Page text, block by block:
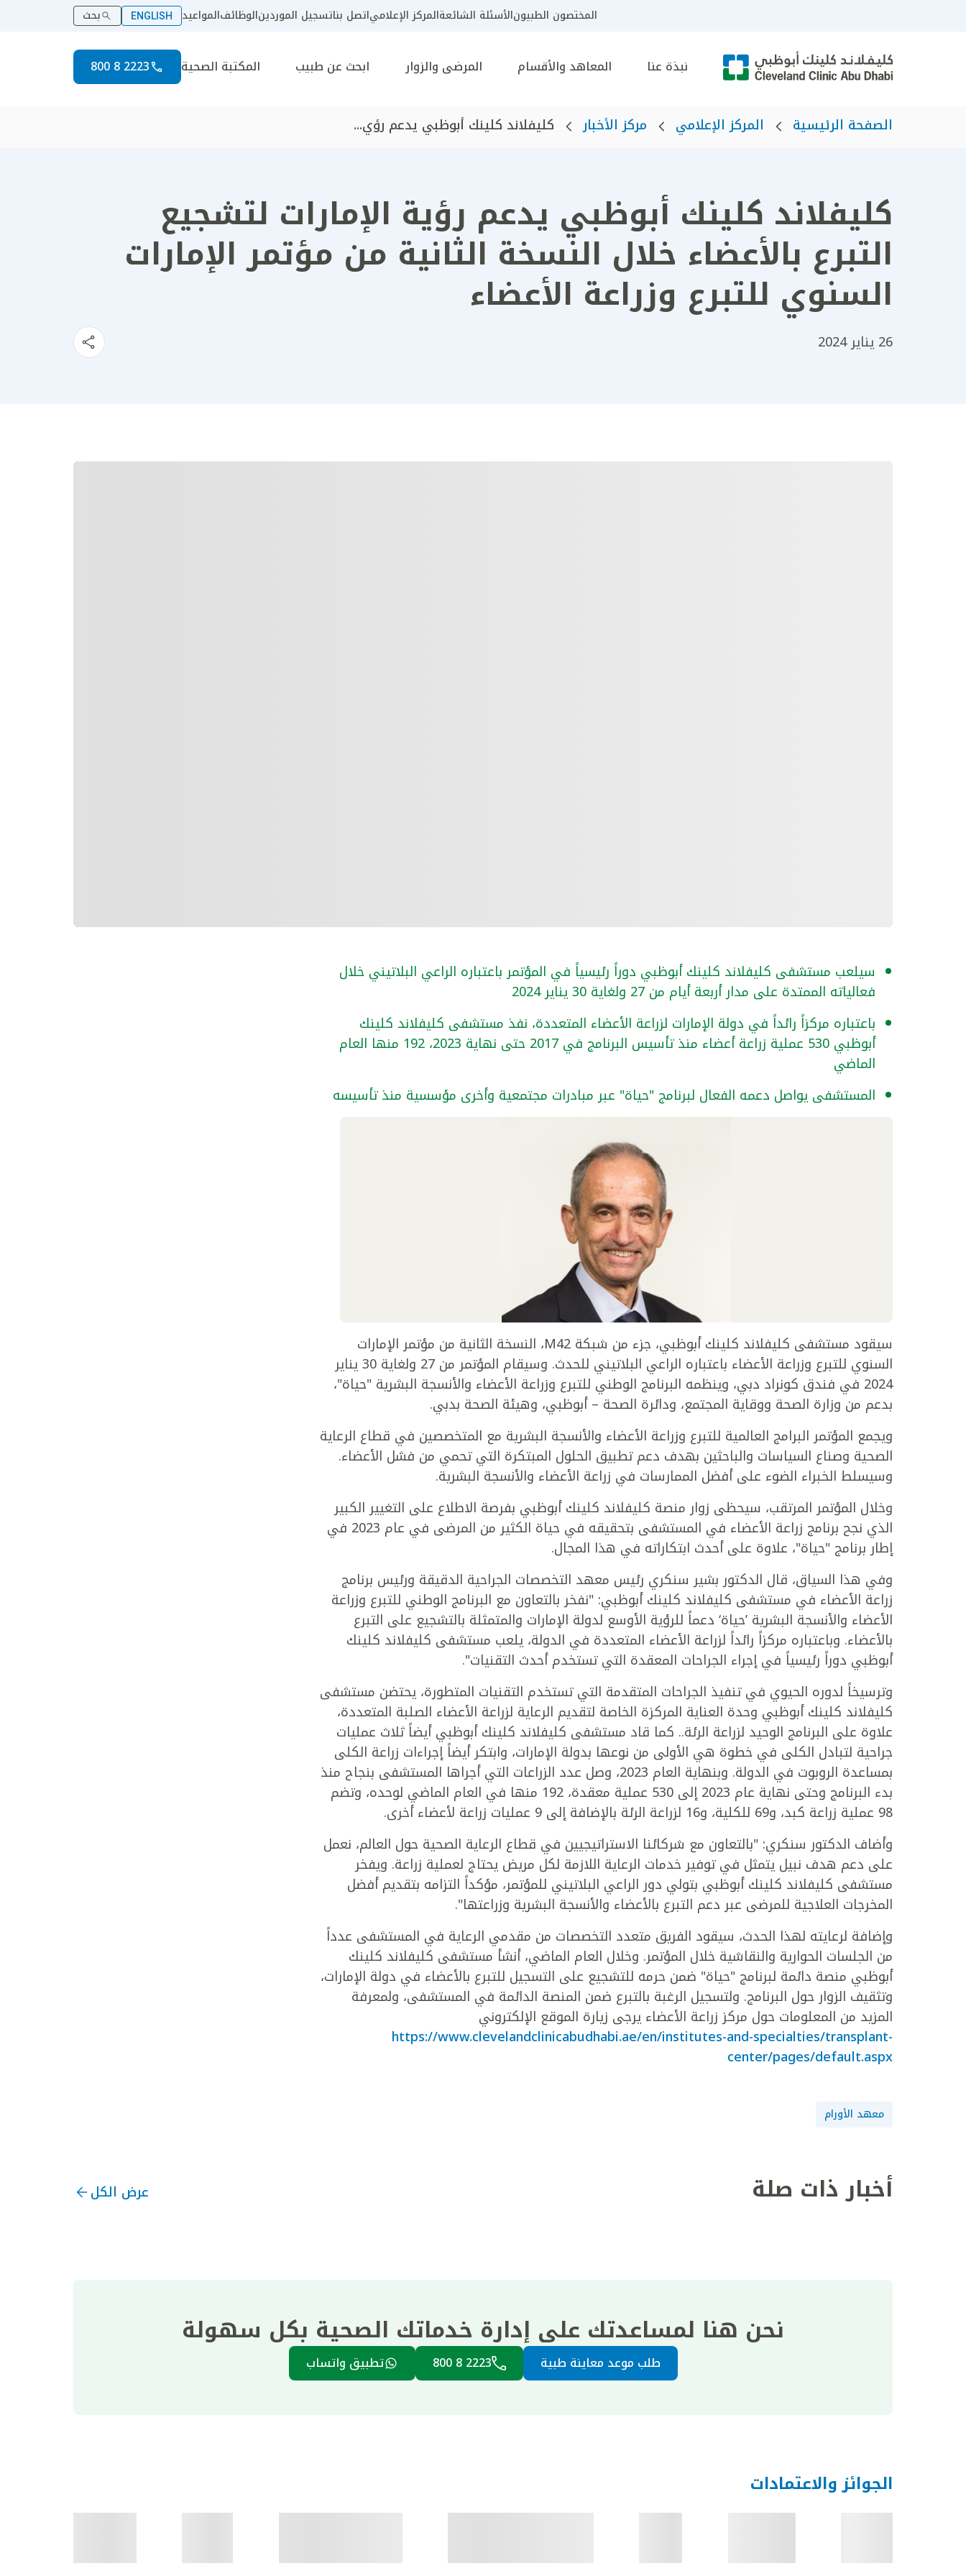
المختصون الطبيونالأسئلة الشائعةالمركز الإعلامياتصل بناتسجيل الموردينالوظائفالمواعيد ENGLISH بحث
نبذة عنا المعاهد والأقسام المرضى والزوار ابحث عن طبيب المكتبة الصحية 2223 8 800
الصفحة الرئيسية المركز الإعلامي مركز الأخبار كليفلاند كلينك أبوظبي يدعم رؤي...
كليفلاند كلينك أبوظبي يدعم رؤية الإمارات لتشجيع
التبرع بالأعضاء خلال النسخة الثانية من مؤتمر الإمارات
السنوي للتبرع وزراعة الأعضاء
26 يناير 2024
سيلعب مستشفى كليفلاند كلينك أبوظبي دوراً رئيسياً في المؤتمر باعتباره الراعي البلاتيني خلال
فعالياته الممتدة على مدار أربعة أيام من 27 ولغاية 30 يناير 2024
باعتباره مركزاً رائداً في دولة الإمارات لزراعة الأعضاء المتعددة، نفذ مستشفى كليفلاند كلينك
أبوظبي 530 عملية زراعة أعضاء منذ تأسيس البرنامج في 2017 حتى نهاية 2023، 192 منها العام
الماضي
المستشفى يواصل دعمه الفعال لبرنامج "حياة" عبر مبادرات مجتمعية وأخرى مؤسسية منذ تأسيسه
سيقود مستشفى كليفلاند كلينك أبوظبي، جزء من شبكة M42، النسخة الثانية من مؤتمر الإمارات
السنوي للتبرع وزراعة الأعضاء باعتباره الراعي البلاتيني للحدث. وسيقام المؤتمر من 27 ولغاية 30 يناير
2024 في فندق كونراد دبي، وينظمه البرنامج الوطني للتبرع وزراعة الأعضاء والأنسجة البشرية "حياة"،
بدعم من وزارة الصحة ووقاية المجتمع، ودائرة الصحة – أبوظبي، وهيئة الصحة بدبي.
ويجمع المؤتمر البرامج العالمية للتبرع وزراعة الأعضاء والأنسجة البشرية مع المتخصصين في قطاع الرعاية
الصحية وصناع السياسات والباحثين بهدف دعم تطبيق الحلول المبتكرة التي تحمي من فشل الأعضاء.
وسيسلط الخبراء الضوء على أفضل الممارسات في زراعة الأعضاء والأنسجة البشرية.
وخلال المؤتمر المرتقب، سيحظى زوار منصة كليفلاند كلينك أبوظبي بفرصة الاطلاع على التغيير الكبير
الذي نجح برنامج زراعة الأعضاء في المستشفى بتحقيقه في حياة الكثير من المرضى في عام 2023 في
إطار برنامج "حياة"، علاوة على أحدث ابتكاراته في هذا المجال.
وفي هذا السياق، قال الدكتور بشير سنكري رئيس معهد التخصصات الجراحية الدقيقة ورئيس برنامج
زراعة الأعضاء في مستشفى كليفلاند كلينك أبوظبي: "نفخر بالتعاون مع البرنامج الوطني للتبرع وزراعة
الأعضاء والأنسجة البشرية ’حياة‘ دعماً للرؤية الأوسع لدولة الإمارات والمتمثلة بالتشجيع على التبرع
بالأعضاء. وباعتباره مركزاً رائداً لزراعة الأعضاء المتعددة في الدولة، يلعب مستشفى كليفلاند كلينك
أبوظبي دوراً رئيسياً في إجراء الجراحات المعقدة التي تستخدم أحدث التقنيات".
وترسيخاً لدوره الحيوي في تنفيذ الجراحات المتقدمة التي تستخدم التقنيات المتطورة، يحتضن مستشفى
كليفلاند كلينك أبوظبي وحدة العناية المركزة الخاصة لتقديم الرعاية لزراعة الأعضاء الصلبة المتعددة،
علاوة على البرنامج الوحيد لزراعة الرئة.. كما قاد مستشفى كليفلاند كلينك أبوظبي أيضاً ثلاث عمليات
جراحية لتبادل الكلى في خطوة هي الأولى من نوعها بدولة الإمارات، وابتكر أيضاً إجراءات زراعة الكلى
بمساعدة الروبوت في الدولة. وبنهاية العام 2023، وصل عدد الزراعات التي أجراها المستشفى بنجاح منذ
بدء البرنامج وحتى نهاية عام 2023 إلى 530 عملية معقدة، 192 منها في العام الماضي لوحده، وتضم
98 عملية زراعة كبد، و69 للكلية، و16 لزراعة الرئة بالإضافة إلى 9 عمليات زراعة لأعضاء أخرى.
وأضاف الدكتور سنكري: "بالتعاون مع شركائنا الاستراتيجيين في قطاع الرعاية الصحية حول العالم، نعمل
على دعم هدف نبيل يتمثل في توفير خدمات الرعاية اللازمة لكل مريض يحتاج لعملية زراعة. ويفخر
مستشفى كليفلاند كلينك أبوظبي بتولي دور الراعي البلاتيني للمؤتمر، مؤكداً التزامه بتقديم أفضل
المخرجات العلاجية للمرضى عبر دعم التبرع بالأعضاء والأنسجة البشرية وزراعتها".
وإضافة لرعايته لهذا الحدث، سيقود الفريق متعدد التخصصات من مقدمي الرعاية في المستشفى عدداً
من الجلسات الحوارية والنقاشية خلال المؤتمر. وخلال العام الماضي، أنشأ مستشفى كليفلاند كلينك
أبوظبي منصة دائمة لبرنامج "حياة" ضمن حرمه للتشجيع على التسجيل للتبرع بالأعضاء في دولة الإمارات،
وتثقيف الزوار حول البرنامج. ولتسجيل الرغبة بالتبرع ضمن المنصة الدائمة في المستشفى، ولمعرفة
المزيد من المعلومات حول مركز زراعة الأعضاء يرجى زيارة الموقع الإلكتروني
https://www.clevelandclinicabudhabi.ae/en/institutes-and-specialties/transplant-
center/pages/default.aspx
معهد الأورام
أخبار ذات صلة عرض الكل
نحن هنا لمساعدتك على إدارة خدماتك الصحية بكل سهولة
طلب موعد معاينة طبية 2223 8 800 تطبيق واتساب
الجوائز والاعتمادات